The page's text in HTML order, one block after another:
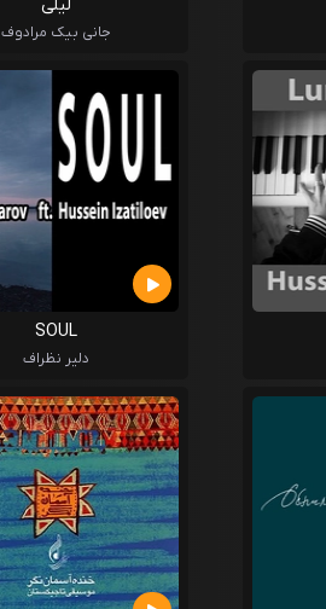
لیلی
جانی بیک مرادوف
SOUL
دلیر نظراف